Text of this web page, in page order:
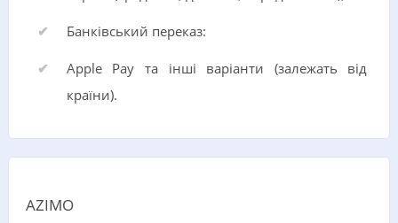
Банківський переказ:
Apple Pay та інші варіанти (залежать від
країни).
AZIMO